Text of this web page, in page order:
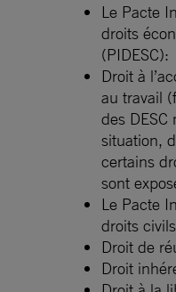
Le Pacte
droits
(PIDESC):
Droit à
au travail
des
situation,
certains
sont
Le Pacte
droits
Droit de
Droit